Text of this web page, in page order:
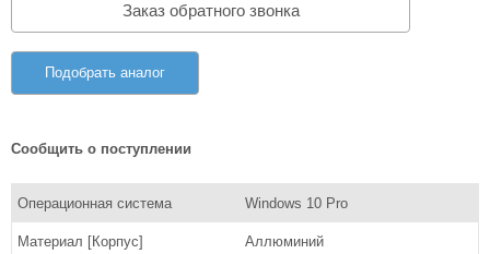
Заказ обратного звонка
Подобрать аналог
Сообщить о поступлении
Операционная система Windows 10 Pro
Материал [Корпус] Аллюминий